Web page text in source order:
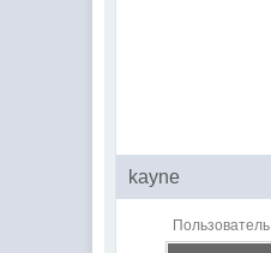
kayne
Пользователь